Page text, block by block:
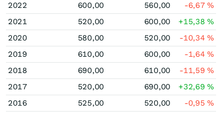
2022
600,00 560,00 -6,67%
2021
520,00 600,00 +15,38%
2020
580,00 520,00 -10,34%
2019
610,00 600,00 -1,64%
2018
690,00 610,00 -11,59%
2017
520,00 690,00 +32,69%
2016
525,00 520,00 -0,95%